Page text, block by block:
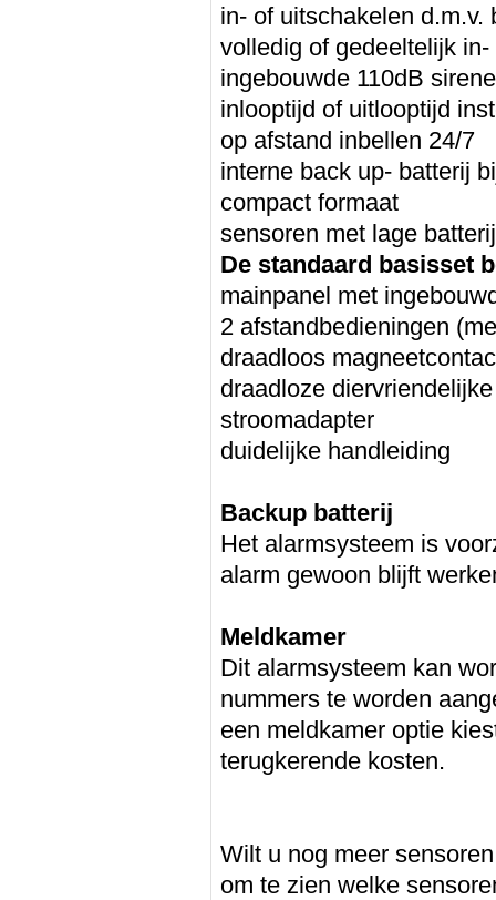
in- of uitschakelen
volledig of gedeeltelijk
ingebouwde 110dB sirene
inlooptijd of uitlooptijd
op afstand inbellen 24/7
interne back up- batterij
compact formaat
sensoren met lage
De standaard basisset
mainpanel met
2 afstandbedieningen
draadloos
draadloze
stroomadapter
duidelijke handleiding
Backup batterij
Het alarmsysteem is
alarm gewoon blijft
Meldkamer
Dit alarmsysteem kan
nummers te worden
een meldkamer optie
terugkerende kosten.
Wilt u nog meer
om te zien welke